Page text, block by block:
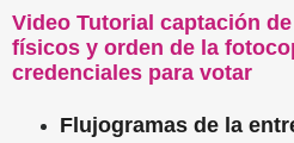
Video Tutorial captación
físicos y orden de la
credenciales para votar
Flujogramas de la